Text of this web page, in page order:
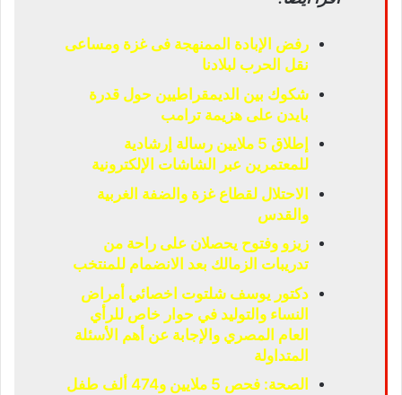
رفض الإبادة الممنهجة فى غزة ومساعى
نقل الحرب لبلادنا
شكوك بين الديمقراطيين حول قدرة
بايدن على هزيمة ترامب
إطلاق 5 ملايين رسالة إرشادية
للمعتمرين عبر الشاشات الإلكترونية
الاحتلال لقطاع غزة والضفة الغربية
والقدس
زيزو وفتوح يحصلان على راحة من
تدريبات الزمالك بعد الانضمام للمنتخب
دكتور يوسف شلتوت اخصائي أمراض
النساء والتوليد في حوار خاص للرأي
العام المصري والإجابة عن أهم الأسئلة
المتداولة
الصحة: فحص 5 ملايين و474 ألف طفل